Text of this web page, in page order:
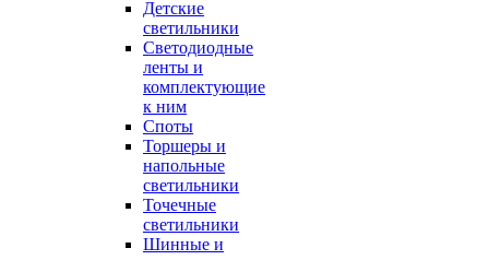
Детские
светильники
Светодиодные
ленты и
комплектующие
к ним
Споты
Торшеры и
напольные
светильники
Точечные
светильники
Шинные и